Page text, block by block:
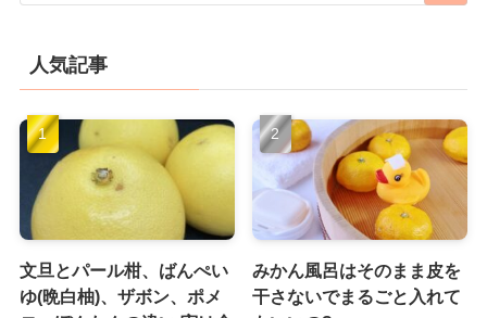
人気記事
文旦とパール柑、ばんぺい
ゆ(晩白柚)、ザボン、ポメ
みかん風呂はそのまま皮を
干さないでまるごと入れて